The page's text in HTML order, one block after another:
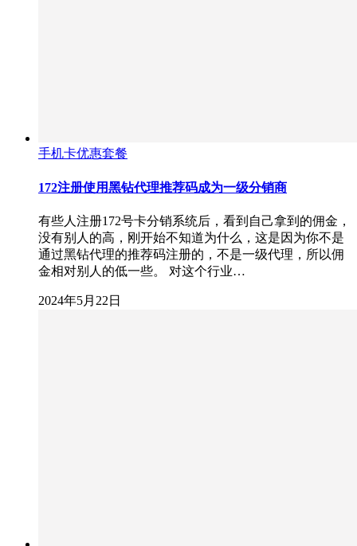
手机卡优惠套餐
172注册使用黑钻代理推荐码成为一级分销商
有些人注册172号卡分销系统后，看到自己拿到的佣金，
没有别人的高，刚开始不知道为什么，这是因为你不是
通过黑钻代理的推荐码注册的，不是一级代理，所以佣
金相对别人的低一些。 对这个行业…
2024年5月22日